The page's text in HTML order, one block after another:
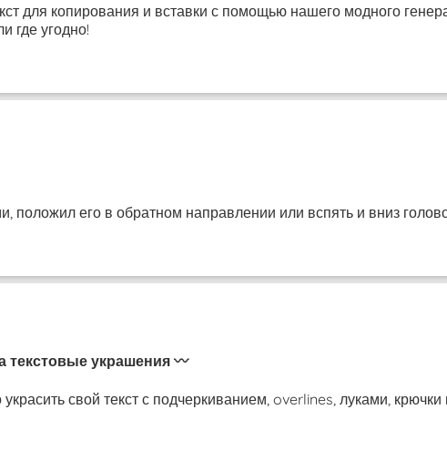
для копирования и вставки с помощью нашего модного
где угодно!
положил его в обратном направлении или вспять и вниз
текстовые украшения 〰️
свой ​​текст с подчеркиванием, overlines, луками,